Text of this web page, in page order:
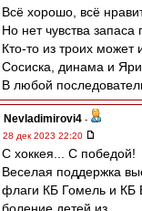
Всё хорошо, всё
Но нет чувства запаса
Кто-то из троих может
Сосиска, динама и
В любой
Nevladimirovi4 -
28 дек 2023 22:20
С хоккея... С победой!
Веселая поддержка
флаги КБ Гомель и КБ